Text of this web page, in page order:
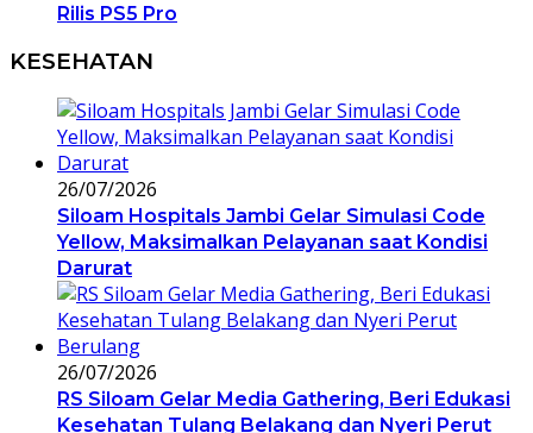
Rilis PS5 Pro
KESEHATAN
26/07/2026
Siloam Hospitals Jambi Gelar Simulasi Code
Yellow, Maksimalkan Pelayanan saat Kondisi
Darurat
26/07/2026
RS Siloam Gelar Media Gathering, Beri Edukasi
Kesehatan Tulang Belakang dan Nyeri Perut